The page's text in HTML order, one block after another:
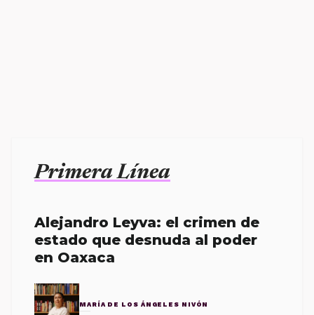
Primera Línea
Alejandro Leyva: el crimen de
estado que desnuda al poder
en Oaxaca
MARÍA DE LOS ÁNGELES NIVÓN